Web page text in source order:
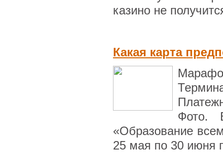
казино не
Какая карта
Фото.
«Образование
25 мая по 30 июня